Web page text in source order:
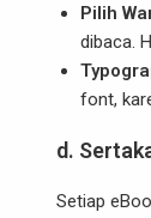
Pilih
dibaca.
font,
d.
Setiap